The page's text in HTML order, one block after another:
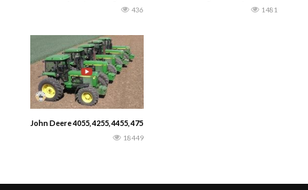
436 1481
John Deere 4055, 4255, 4455, 4755 & 4955 tractors
18449